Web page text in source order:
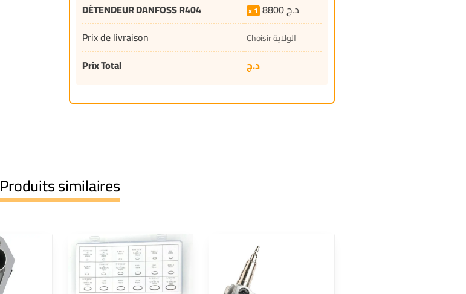
DÉTENDEUR DANFOSS R404
1 8800د.ج
Prix de livraison
Choisir الولاية
Prix Total د.ج
Produits similaires